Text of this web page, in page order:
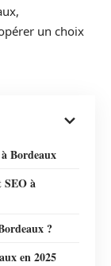
un choix
Bordeaux
SEO à
?
en 2025